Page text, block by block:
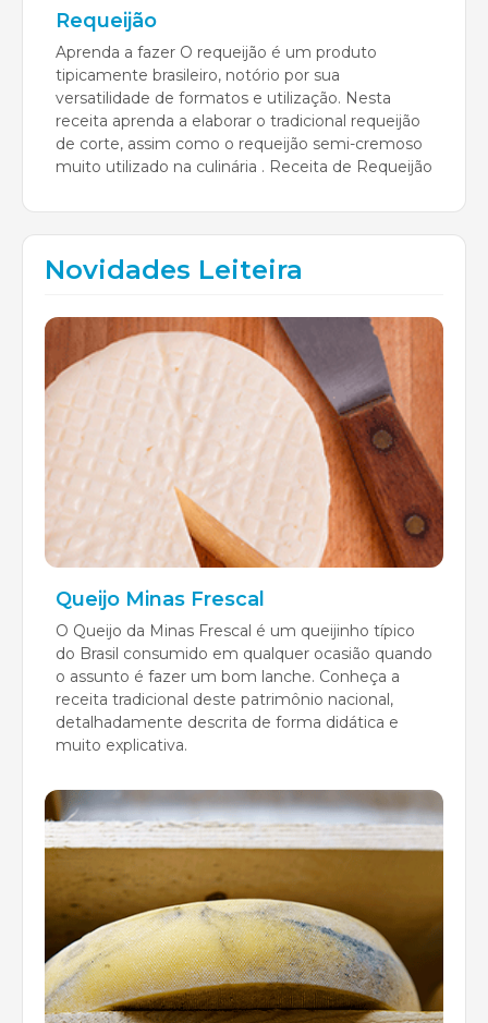
Requeijão
Aprenda a fazer O requeijão é um produto
tipicamente brasileiro, notório por sua
versatilidade de formatos e utilização. Nesta
receita aprenda a elaborar o tradicional requeijão
de corte, assim como o requeijão semi-cremoso
muito utilizado na culinária . Receita de Requeijão
Novidades Leiteira
Queijo Minas Frescal
O Queijo da Minas Frescal é um queijinho típico
do Brasil consumido em qualquer ocasião quando
o assunto é fazer um bom lanche. Conheça a
receita tradicional deste patrimônio nacional,
detalhadamente descrita de forma didática e
muito explicativa.